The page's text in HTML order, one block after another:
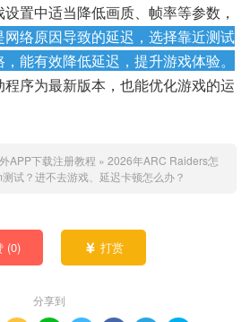
置中适当降低画质、帧率等参数，
网络原因导致的延迟，选择靠近测试
能有效降低延迟，提升游戏体验。
序为最新版本，也能优化游戏的运
APP下载注册教程 » 2026年ARC Raiders怎
试？进不去游戏、延迟卡顿怎么办？
(0)  打赏
分享到